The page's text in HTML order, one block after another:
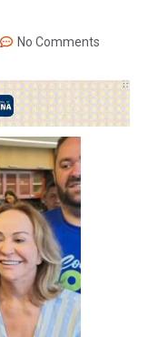
No Comments